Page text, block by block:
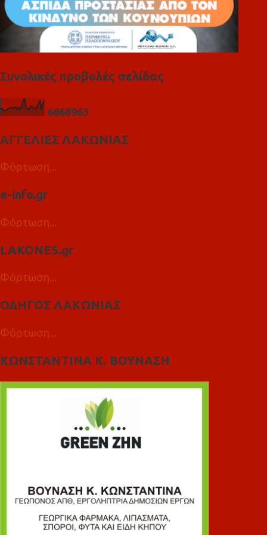
Συνολικές προβολές σελίδας
6868963
ΑΓΓΕΛΙΕΣ ΛΑΚΩΝΙΑΣ
Φόρτωση...
e-info.gr
Φόρτωση...
LAKONES.gr
Φόρτωση...
ΟΔΗΓΟΣ ΛΑΚΩΝΙΑΣ
Φόρτωση...
ΚΩΝΣΤΑΝΤΙΝΑ Κ. ΒΟΥΝΑΣΗ